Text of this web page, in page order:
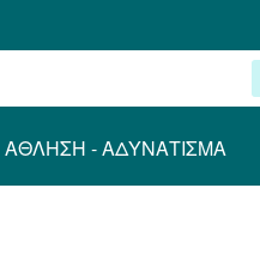
ΆΘΛΗΣΗ - ΑΔΥΝΆΤΙΣΜΑ